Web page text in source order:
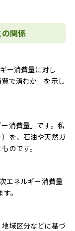
関係
ー消費量に対し
で済むか」を示し
消費量」です。私
を、石油や天然ガ
のです。
エネルギー消費量
。
域区分などに基づ